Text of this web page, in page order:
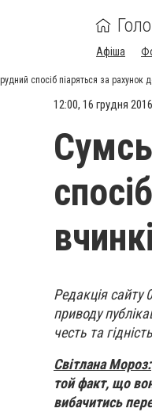
Афіша
спосіб піаряться за рахунок
12:00, 16 грудня
Редакція сайту
приводу
честь та
Світлана Мороз:
той факт, що
вибачитись